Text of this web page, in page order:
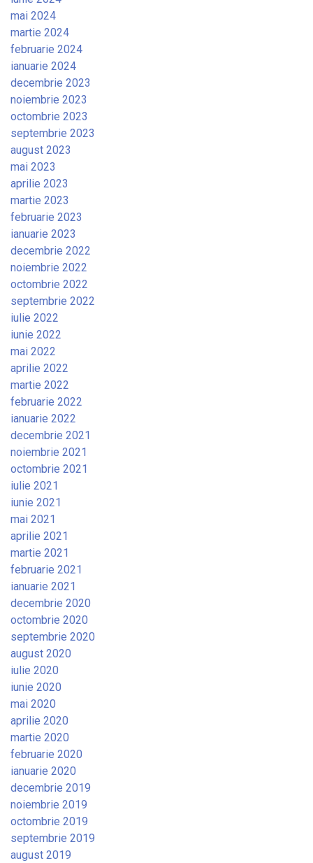
mai 2024
martie 2024
februarie 2024
ianuarie 2024
decembrie 2023
noiembrie 2023
octombrie 2023
septembrie 2023
august 2023
mai 2023
aprilie 2023
martie 2023
februarie 2023
ianuarie 2023
decembrie 2022
noiembrie 2022
octombrie 2022
septembrie 2022
iulie 2022
iunie 2022
mai 2022
aprilie 2022
martie 2022
februarie 2022
ianuarie 2022
decembrie 2021
noiembrie 2021
octombrie 2021
iulie 2021
iunie 2021
mai 2021
aprilie 2021
martie 2021
februarie 2021
ianuarie 2021
decembrie 2020
octombrie 2020
septembrie 2020
august 2020
iulie 2020
iunie 2020
mai 2020
aprilie 2020
martie 2020
februarie 2020
ianuarie 2020
decembrie 2019
noiembrie 2019
octombrie 2019
septembrie 2019
august 2019